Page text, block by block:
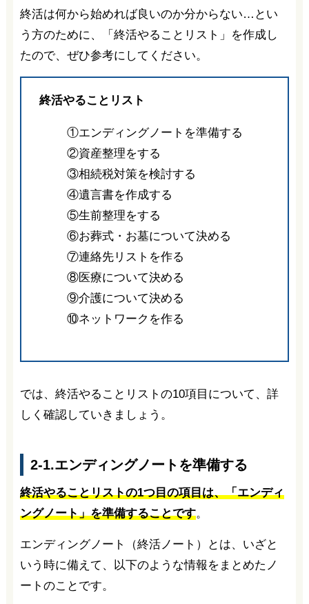
終活は何から始めれば良いのか分からない…とい
う方のために、「終活やることリスト」を作成し
たので、ぜひ参考にしてください。
終活やることリスト
①エンディングノートを準備する
②資産整理をする
③相続税対策を検討する
④遺言書を作成する
⑤生前整理をする
⑥お葬式・お墓について決める
⑦連絡先リストを作る
⑧医療について決める
⑨介護について決める
⑩ネットワークを作る
では、終活やることリストの10項目について、詳
しく確認していきましょう。
2-1.エンディングノートを準備する
終活やることリストの1つ目の項目は、「エンディ
ングノート」を準備することです。
エンディングノート（終活ノート）とは、いざと
いう時に備えて、以下のような情報をまとめたノ
ートのことです。